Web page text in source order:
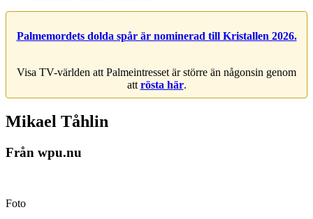
Palmemordets dolda spår är nominerad till Kristallen 2026.
Visa TV-världen att Palmeintresset är större än någonsin genom
att rösta här.
Mikael Tåhlin
Från wpu.nu
Foto